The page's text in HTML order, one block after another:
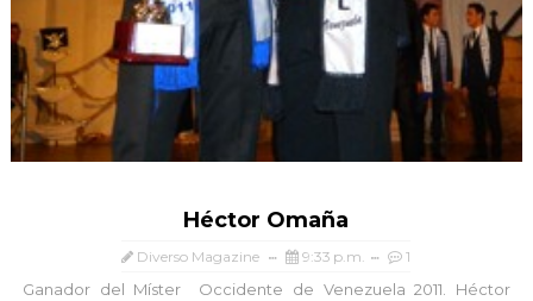
Héctor Omaña
Diverso Magazine 9:33 p.m. 1
Ganador del Míster Occidente de Venezuela 2011. Héctor